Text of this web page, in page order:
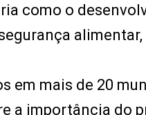
como o
em mais de 20
a importância do